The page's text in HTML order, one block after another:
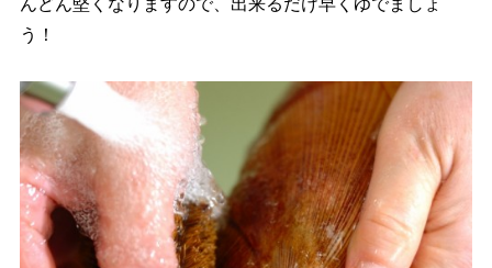
んどん堅くなりますので、出来るだけ早くゆでましょ
う！